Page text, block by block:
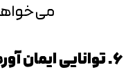
6. توانایی ایمان آوردن